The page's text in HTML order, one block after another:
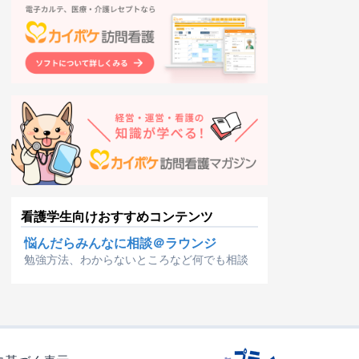
看護学生向けおすすめコンテンツ
悩んだらみんなに相談＠ラウンジ
勉強方法、わからないところなど何でも相談